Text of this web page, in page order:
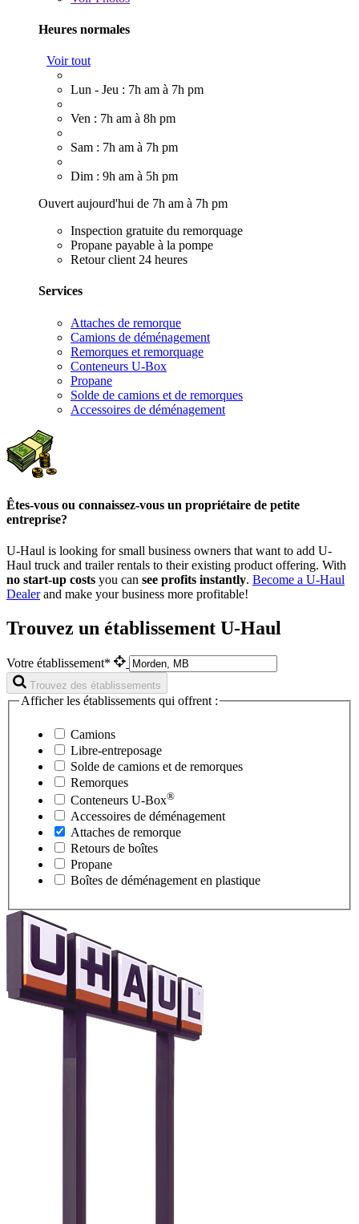
Heures normales
Voir tout
Lun - Jeu : 7h am à 7h pm
Ven : 7h am à 8h pm
Sam : 7h am à 7h pm
Dim : 9h am à 5h pm
Ouvert aujourd'hui de 7h am à 7h pm
Inspection gratuite du remorquage
Propane payable à la pompe
Retour client 24 heures
Services
Attaches de remorque
Camions de déménagement
Remorques et remorquage
Conteneurs U-Box
Propane
Solde de camions et de remorques
Accessoires de déménagement
Êtes-vous ou connaissez-vous un propriétaire de petite
entreprise?
U-Haul is looking for small business owners that want to add U-
Haul truck and trailer rentals to their existing product offering. With
no start-up costs you can see profits instantly. Become a U-Haul
Dealerand make your business more profitable!
Trouvez un établissement U-Haul
Votre établissement*
Trouvez des établissements
Afficher les établissements qui offrent :
Camions
Libre-entreposage
Solde de camions et de remorques
Remorques
Conteneurs U-Box®
Accessoires de déménagement
Attaches de remorque
Retours de boîtes
Propane
Boîtes de déménagement en plastique